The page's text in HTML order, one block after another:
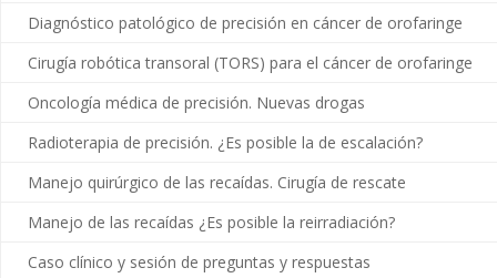
Diagnóstico patológico de precisión en cáncer de orofaringe
Cirugía robótica transoral (TORS) para el cáncer de orofaringe
Oncología médica de precisión. Nuevas drogas
Radioterapia de precisión. ¿Es posible la de escalación?
Manejo quirúrgico de las recaídas. Cirugía de rescate
Manejo de las recaídas ¿Es posible la reirradiación?
Caso clínico y sesión de preguntas y respuestas